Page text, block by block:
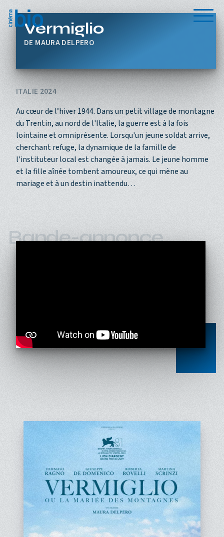
Vermiglio
MAURA DELPERO
ITALIE 2024
Au cœur de l’hiver 1944. Dans un petit village de montagne
du Trentin, au nord de l'Italie, la guerre est à la fois
lointaine et omniprésente. Lorsqu'un jeune soldat arrive,
cherchant refuge, la dynamique de la famille de
l'instituteur local est changée à jamais. Le jeune homme
et la fille aînée tombent amoureux, ce qui mène au
mariage et à un destin inattendu…
Bande-annonce